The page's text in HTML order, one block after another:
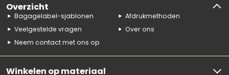
Overzicht
Bagagelabel-sjablonen
Afdrukmethoden
Veelgestelde vragen
Over ons
Neem contact met ons op
Winkelen op materiaal